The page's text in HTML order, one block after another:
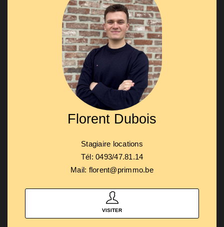
Florent Dubois
Stagiaire locations
Tél: 0493/47.81.14
Mail: florent@primmo.be
VISITER